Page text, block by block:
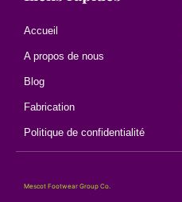
Accueil
A propos de nous
Blog
Fabrication
Politique de confidentialité
Mescot Footwear Group Co.